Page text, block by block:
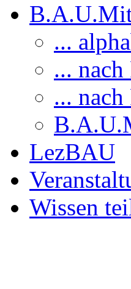
...
... nach
... nach
LezBAU
Wissen